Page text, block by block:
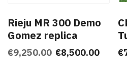
Rieju MR 300 Demo
Gomez replica
€9,250.00 Oorspronkelijke
€8,500.00 €